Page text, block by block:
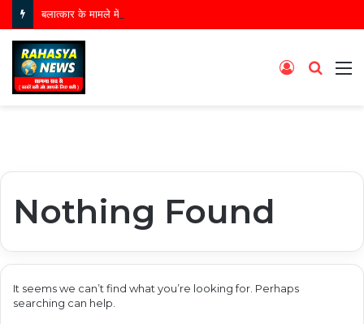
बलात्कार के मामले में वांछित आरोपी गिरफ्तार, बृजमनगंज पुलिस की कार्रवाई
Search
Log
Nothing Found
It seems we can’t find what you’re looking for. Perhaps
searching can help.